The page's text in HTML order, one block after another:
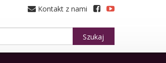
Kontakt z nami
Szukaj